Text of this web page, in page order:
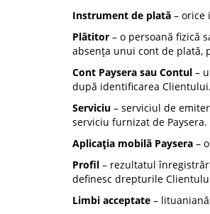
Instrument de plată – orice
Plătitor – o persoană fizică
absența unui cont de plată,
Cont Paysera sau Contul –
după identificarea Clientului.
Serviciu – serviciul de
serviciu furnizat de Paysera.
Aplicația mobilă Paysera –
Profil – rezultatul
definesc drepturile
Limbi acceptate –